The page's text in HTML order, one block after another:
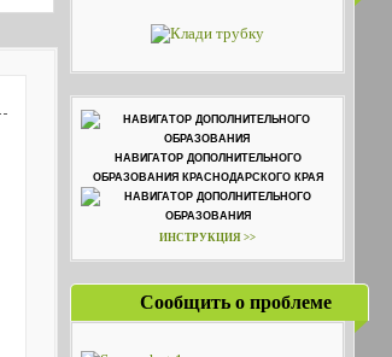
НАВИГАТОР ДОПОЛНИТЕЛЬНОГО
ОБРАЗОВАНИЯ КРАСНОДАРСКОГО КРАЯ
ИНСТРУКЦИЯ >>
Сообщить о проблеме